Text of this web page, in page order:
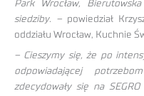
Park Wrocław,
siedziby. – powiedział
oddziału Wrocław, Kuchnie
– Cieszymy się, że po
odpowiadającej
zdecydowały się na